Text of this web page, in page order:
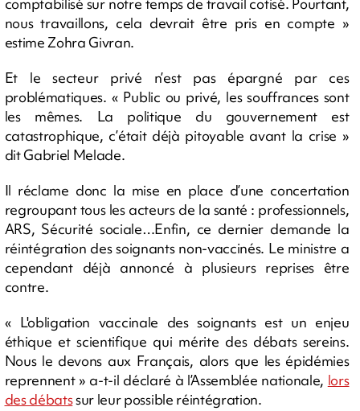
nous travaillons, cela devrait être pris en compte »
estime Zohra Givran.
Et le secteur privé n’est pas épargné par ces
problématiques. « Public ou privé, les souffrances sont
les mêmes. La politique du gouvernement est
catastrophique, c’était déjà pitoyable avant la crise »
dit Gabriel Melade.
Il réclame donc la mise en place d’une concertation
regroupant tous les acteurs de la santé : professionnels,
ARS, Sécurité sociale…Enfin, ce dernier demande la
réintégration des soignants non-vaccinés. Le ministre a
cependant déjà annoncé à plusieurs reprises être
contre.
« L'obligation vaccinale des soignants est un enjeu
éthique et scientifique qui mérite des débats sereins.
Nous le devons aux Français, alors que les épidémies
reprennent » a-t-il déclaré à l’Assemblée nationale, lors
des débatssur leur possible réintégration.